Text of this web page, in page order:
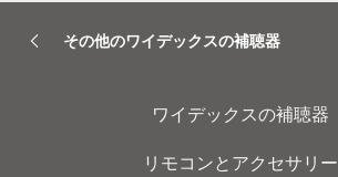
その他のワイデックスの補聴器
ワイデックスの補聴器
リモコンとアクセサリー